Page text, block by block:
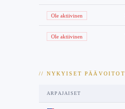
Ole aktiivinen
Ole aktiivinen
// NYKYISET PÄÄVOITOT
ARPAJAISET